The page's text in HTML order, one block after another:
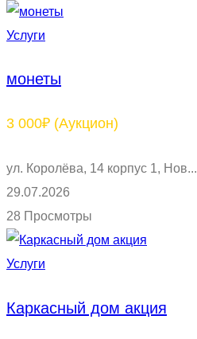
Услуги
монеты
3 000₽ (Аукцион)
ул. Королёва, 14 корпус 1, Нов...
29.07.2026
28 Просмотры
Услуги
Каркасный дом акция